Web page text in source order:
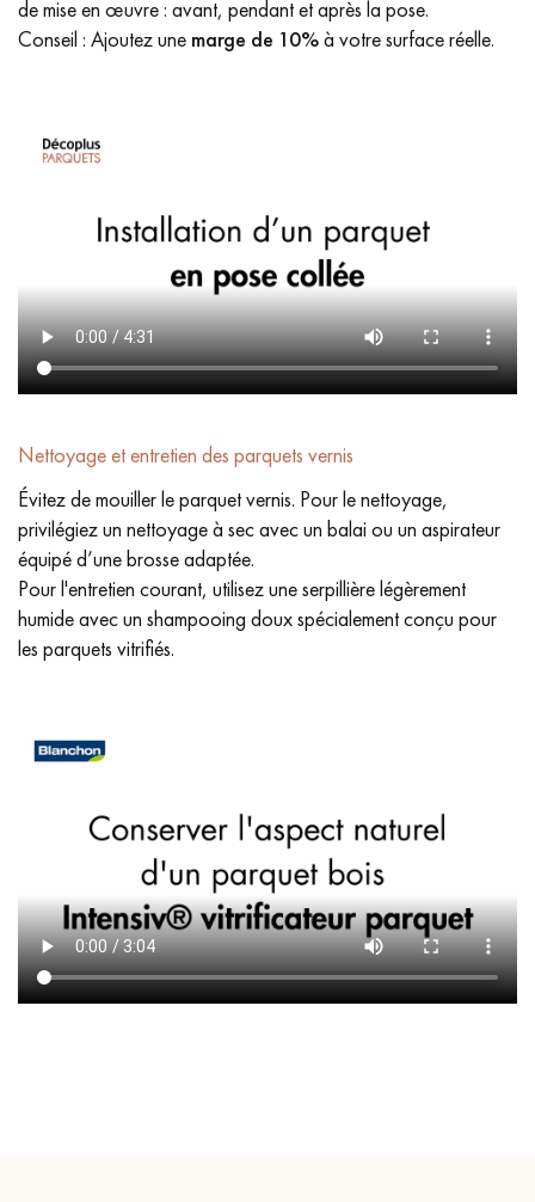
de mise en œuvre : avant, pendant et après la pose.
Conseil : Ajoutez une marge de 10%à votre surface réelle.
Nettoyage et entretien des parquets vernis
Évitez de mouiller le parquet vernis. Pour le nettoyage,
privilégiez un nettoyage à sec avec un balai ou un aspirateur
équipé d’une brosse adaptée.
Pour l'entretien courant, utilisez une serpillière légèrement
humide avec un shampooing doux spécialement conçu pour
les parquets vitrifiés.